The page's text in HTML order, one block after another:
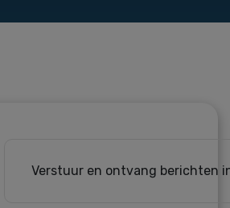
Verstuur en ontvang berichten